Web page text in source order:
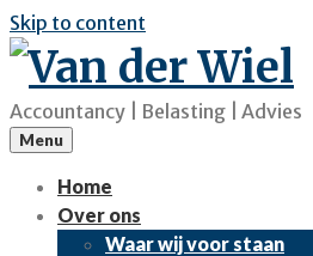
Skip to content
Accountancy | Belasting | Advies
Menu
Home
Over ons
Waar wij voor staan